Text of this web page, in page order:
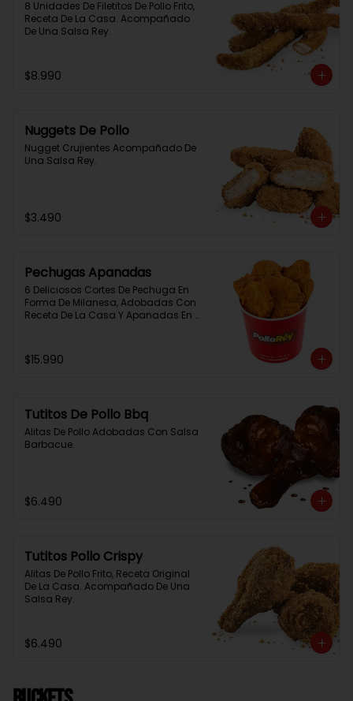
8 Unidades De Filetitos De Pollo Frito,
Receta De La Casa. Acompañado
De Una Salsa Rey.
$8.990
Nuggets De Pollo
Nugget Crujientes Acompañado De
Una Salsa Rey.
$3.490
Pechugas Apanadas
6 Deliciosos Cortes De Pechuga En
Forma De Milanesa, Adobadas Con
Receta De La Casa Y Apanadas En
$15.990
Tutitos De Pollo Bbq
Alitas De Pollo Adobadas Con Salsa
Barbacue.
$6.490
Tutitos Pollo Crispy
Alitas De Pollo Frito, Receta Original
De La Casa. Acompañado De Una
Salsa Rey.
$6.490